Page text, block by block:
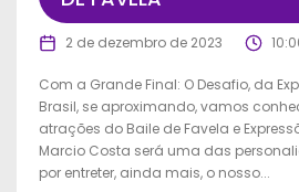
2 de dezembro de 2023
Com a Grande Final: O Desafio, da
Brasil, se aproximando, vamos
atrações do Baile de Favela e
Marcio Costa será uma das
por entreter, ainda mais, o nosso...